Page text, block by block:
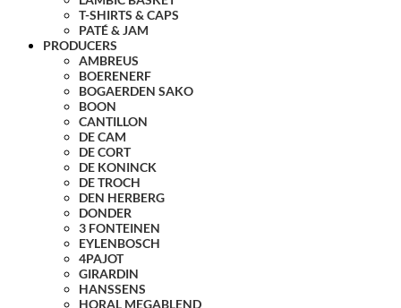
T-SHIRTS & CAPS
PATÉ & JAM
PRODUCERS
AMBREUS
BOERENERF
BOGAERDEN SAKO
BOON
CANTILLON
DE CAM
DE CORT
DE KONINCK
DE TROCH
DEN HERBERG
DONDER
3 FONTEINEN
EYLENBOSCH
4PAJOT
GIRARDIN
HANSSENS
HORAL MEGABLEND